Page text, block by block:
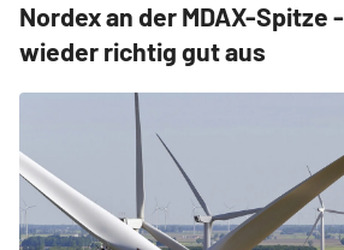
Nordex an der MDAX-Spitze
wieder richtig gut aus